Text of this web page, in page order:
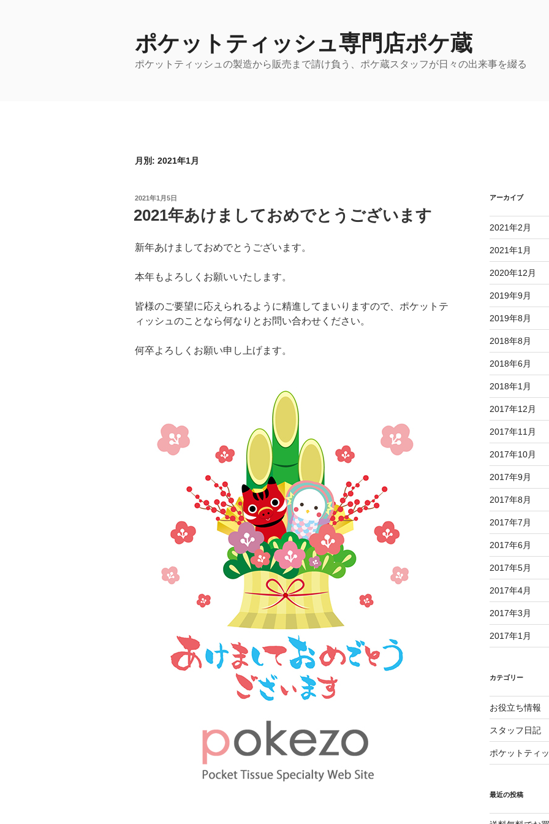
ポケットティッシュ専門店ポケ蔵
ポケットティッシュの製造から販売まで請け負う、ポケ蔵スタッフが日々の出来事を綴る
月別: 2021年1月
投
日:
2021年1月5日
2021年あけましておめでとうございます
新年あけましておめでとうございます。
本年もよろしくお願いいたします。
皆様のご要望に応えられるように精進してまいりますので、ポケットテ
ィッシュのことなら何なりとお問い合わせください。
何卒よろしくお願い申し上げます。
アーカイブ
2021年2月
2021年1月
2020年12月
2019年9月
2019年8月
2018年8月
2018年6月
2018年1月
2017年12月
2017年11月
2017年10月
2017年9月
2017年8月
2017年7月
2017年6月
2017年5月
2017年4月
2017年3月
2017年1月
カテゴリー
お役立ち情報
スタッフ日記
ポケットティ
最近の投稿